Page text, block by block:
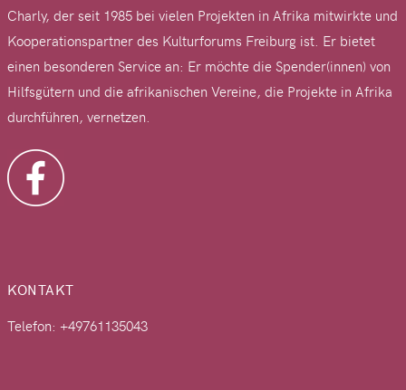
Charly, der seit 1985 bei vielen Projekten in Afrika mitwirkte und
Kooperationspartner des Kulturforums Freiburg ist. Er bietet
einen besonderen Service an: Er möchte die Spender(innen) von
Hilfsgütern und die afrikanischen Vereine, die Projekte in Afrika
durchführen, vernetzen.
KONTAKT
Telefon: +49761135043